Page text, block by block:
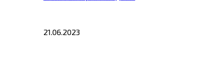
21.06.2023